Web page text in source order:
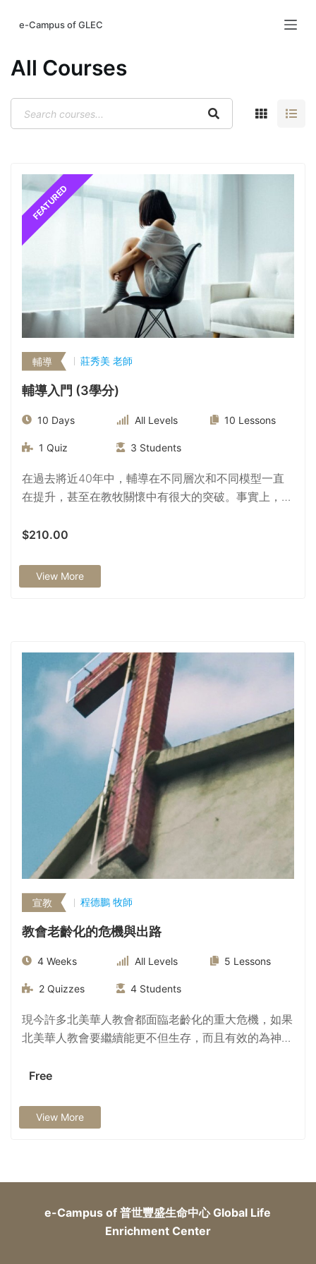
p
c
e-Campus of GLEC
All Courses
輔導 莊秀美 老師
輔導入門 (3學分)
10 Days All Levels 10 Lessons
1 Quiz 3 Students
在過去將近40年中，輔導在不同層次和不同模型一直
在提升，甚至在教牧關懷中有很大的突破。事實上，輔
導定義有一個清晰的認識是非常重要的，特別是所謂的
沒有一個獨特的基督教輔導模式；而且在實踐中我們該
使用那些原則為根基？ 「輔導入門」課程以聖經的真
討等等；且以耶穌全人的輔導醫治為輔導事工的模範。
通過本課程結束, 學生應表現在以下三方面的增長: 認知
上 : 了解輔導在不同的情況下發展，並且知道如何走向
基督教的輔導方式 - - 即整合神學，心理學和靈命的挑
戰，能製定一個批判性的思考; 且對耶穌輔導方式有更
深的認識。情感上 : 能讚賞神學，心理學和靈性學豐富
和適當集成的基督教輔導方式 ;…
$210.00
View More
宣教 程德鵬 牧師
教會老齡化的危機與出路
4 Weeks All Levels 5 Lessons
2 Quizzes 4Students
現今許多北美華人教會都面臨老齡化的重大危機，如果
北美華人教會要繼續能更不但生存，而且有效的為神國
此專題講座中我們將探討一些重要的策略和例子，來思
機。
Free
View More
e-Campus of 普世豐盛生命中心 Global Life
Enrichment Center